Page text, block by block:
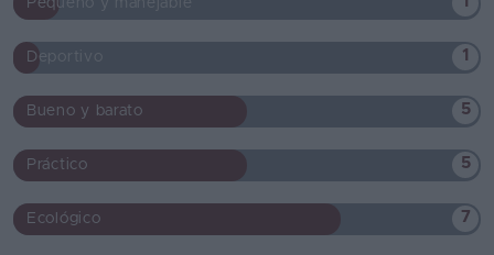
Pequeño y manejable
Deportivo 1
Bueno y barato 5
Práctico 5
Ecológico 7